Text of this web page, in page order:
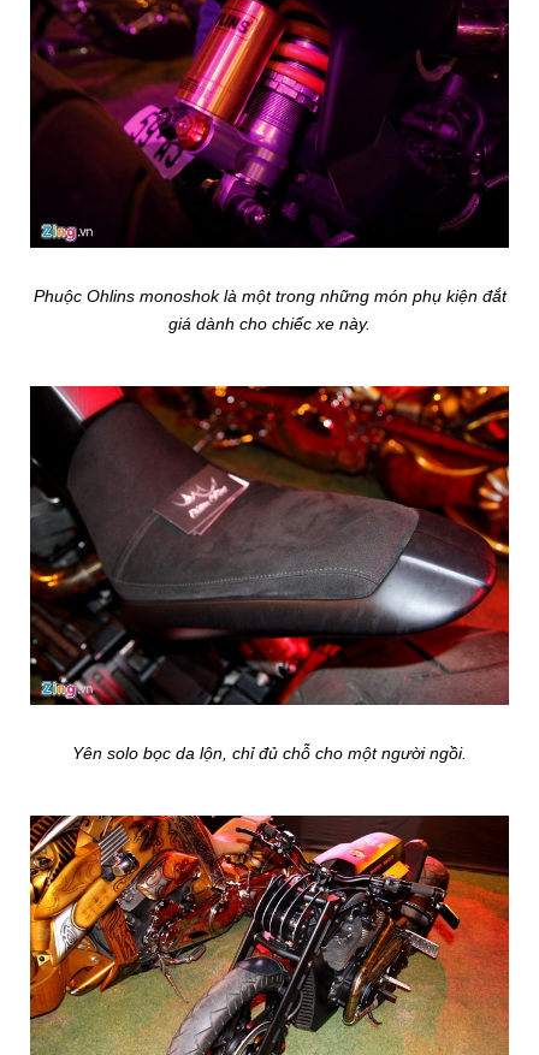
Phuộc Ohlins monoshok là một trong những món phụ kiện đắt
giá dành cho chiếc xe này.
Yên solo bọc da lộn, chỉ đủ chỗ cho một người ngồi.